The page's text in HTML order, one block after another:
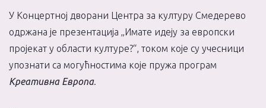
У Концертној дворани Центра за културу Смедерево
одржана је презентација „Имате идеју за европски
пројекат у области културе?“, током које су учесници
упознати са могућностима које пружа програм
Креативна Европа.